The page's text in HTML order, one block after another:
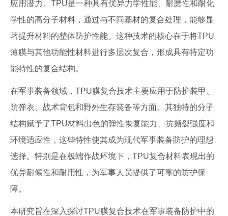
应用潜力。TPU是一种具有优异力学性能、耐磨性和耐化
学性的高分子材料，通过与不同基材的复合处理，能够显
著提升材料的整体防护性能。这种技术的核心在于将TPU
薄膜与其他功能性材料进行多层次复合，形成具有特定功
能特性的复合结构。
在军事装备领域，TPU膜复合技术主要应用于防护装甲、
防弹衣、战术背包和野外生存装备等方面。其独特的分子
结构赋予了TPU材料出色的弹性恢复能力、抗撕裂强度和
环境适应性，这些特性使其成为现代军事装备防护的理想
选择。特别是在极端作战环境下，TPU复合材料表现出的
优异耐候性和耐用性，为军事人员提供了可靠的防护保
障。
本研究旨在深入探讨TPU膜复合技术在军事装备防护中的